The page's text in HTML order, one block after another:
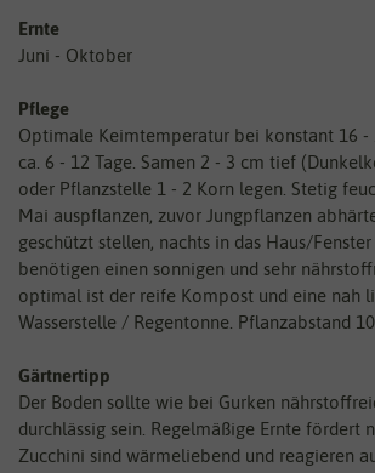
Ernte
Juni - Oktober
Pflege
Optimale Keimtemperatur bei konstant 16 -
ca. 6 - 12 Tage. Samen 2 - 3 cm tief
oder Pflanzstelle 1 - 2 Korn legen. Stetig
Mai auspflanzen, zuvor Jungpflanzen
geschützt stellen, nachts in das Haus/
benötigen einen sonnigen und sehr
optimal ist der reife Kompost und eine nah
Wasserstelle / Regentonne. Pflanzabstand
Gärtnertipp
Der Boden sollte wie bei Gurken
durchlässig sein. Regelmäßige Ernte fördert
Zucchini sind wärmeliebend und reagieren